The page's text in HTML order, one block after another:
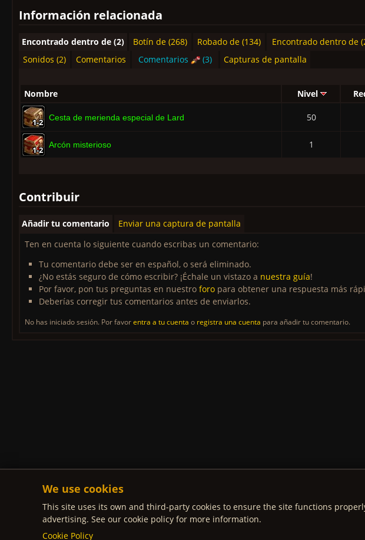
Información relacionada
Encontrado dentro de (2) Botín de (268) Robado de (134) Encontrado dentro de
Sonidos (2)
Comentarios Comentarios (3)
Capturas de pantalla
Nombre
Nivel
1-2
1-2
1-2
1-2
1-2
1-2
1-2
1-2
1-2 Cesta de merienda especial de Lard 50
1-2
1-2
1-2
1-2
1-2
1-2
1-2
1-2
1-2
Arcón misterioso 1
Contribuir
Añadir tu comentario
Enviar una captura de pantalla
Ten en cuenta lo siguiente cuando escribas un comentario:
Tu comentario debe ser en español, o será eliminado.
¿No estás seguro de cómo escribir? ¡Échale un vistazo a nuestra guía!
Por favor, pon tus preguntas en nuestro foro para obtener una respuesta más
Deberías corregir tus comentarios antes de enviarlos.
No has iniciado sesión. Por favorentra a tu cuenta o registra una cuenta para añadir tu comentario.
We use cookies
This site uses its own and third-party cookies to ensure the site functions
advertising. See our cookie policy for more information.
Cookie Policy